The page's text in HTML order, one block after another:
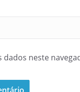
dados neste